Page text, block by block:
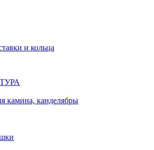
и кольца
камина, канделябры